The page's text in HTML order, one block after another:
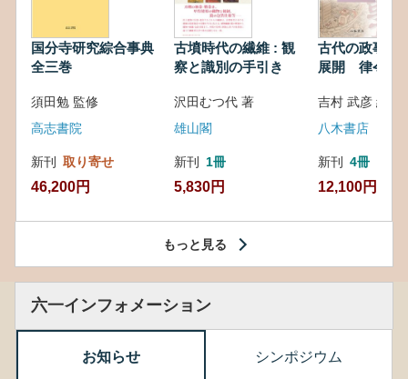
国分寺研究綜合事典
全三巻
須田勉 監修
高志書院
新刊 取り寄せ
46,200円
古墳時代の繊維 : 観
察と識別の手引き
沢田むつ代 著
雄山閣
新刊 1冊
5,830円
古代の政事と
展開 律令・
吉村 武彦 編集
八木書店
新刊 4冊
12,100円
もっと見る
六一インフォメーション
お知らせ シンポジウム